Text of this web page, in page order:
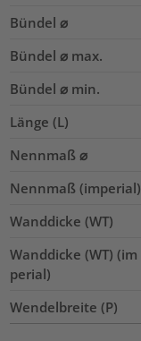
Bündel ⌀
Bündel ⌀ max.
Bündel ⌀ min.
Länge (L)
Nennmaß ⌀
Nennmaß (imperial)
Wanddicke (WT)
Wanddicke (WT) (im
perial)
Wendelbreite (P)